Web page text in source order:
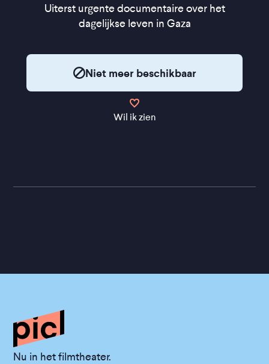
Uiterst urgente documentaire over het
dagelijkse leven in Gaza
Niet meer beschikbaar
Wil ik zien
Nu in het filmtheater.